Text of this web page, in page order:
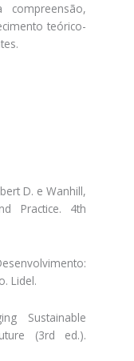
teórico-
D. e Wanhill,
Practice. 4th
Lidel.
Sustainable
(3rd ed.).